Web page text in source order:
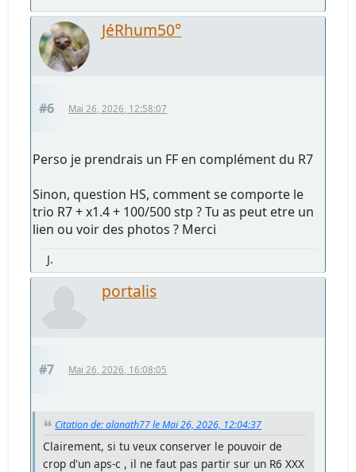
JéRhum50°
#6 Mai 26, 2026, 12:58:07
Perso je prendrais un FF en complément du R7
Sinon, question HS, comment se comporte le
trio R7 + x1.4 + 100/500 stp ? Tu as peut etre un
lien ou voir des photos ? Merci
J.
portalis
#7 Mai 26, 2026, 16:08:05
Citation de: alanath77 le Mai 26, 2026, 12:04:37
Clairement, si tu veux conserver le pouvoir de
crop d'un aps-c , il ne faut pas partir sur un R6 XXX